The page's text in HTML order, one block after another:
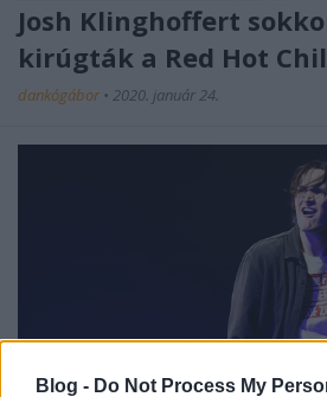
Blog - Do Not Process My
Josh Klinghoffert
kirúgták a Red Hot
dankógábor • 2020. január 24.